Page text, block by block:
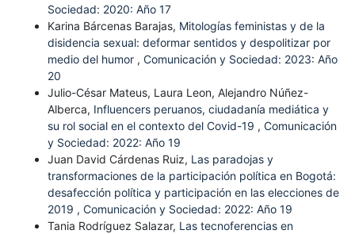
Sociedad: 2020: Año 17
Karina Bárcenas Barajas, Mitologías feministas y de la
disidencia sexual: deformar sentidos y despolitizar por
medio del humor , Comunicación y Sociedad: 2023: Año
20
Julio-César Mateus, Laura Leon, Alejandro Núñez-
Alberca, Influencers peruanos, ciudadanía mediática y
su rol social en el contexto del Covid-19 , Comunicación
y Sociedad: 2022: Año 19
Juan David Cárdenas Ruiz, Las paradojas y
transformaciones de la participación política en Bogotá:
desafección política y participación en las elecciones de
2019 , Comunicación y Sociedad: 2022: Año 19
Tania Rodríguez Salazar, Las tecnoferencias en